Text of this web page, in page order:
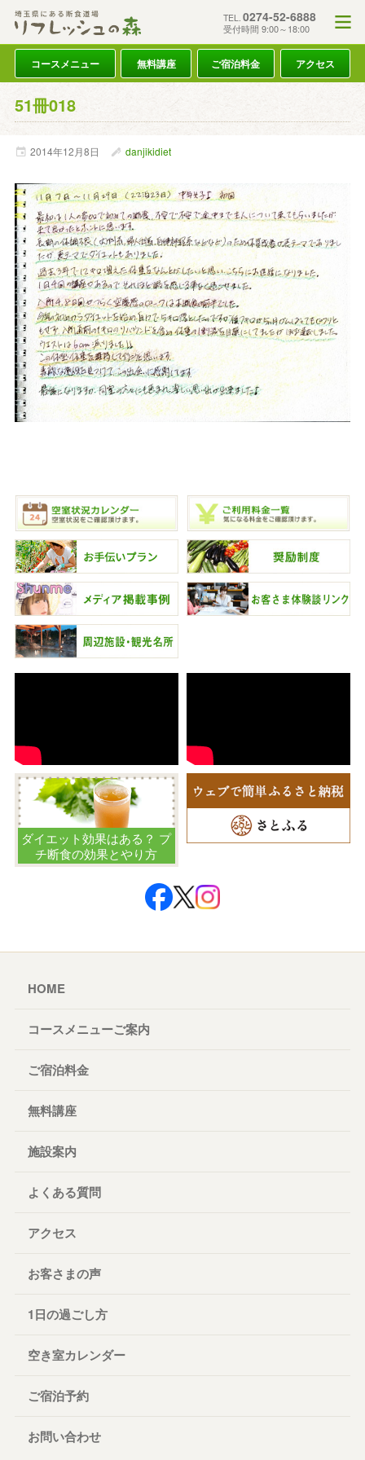
TEL. 0274-52-6888
受付時間 9:00～18:00
コースメニュー 無料講座 ご宿泊料金 アクセス
51冊018
2014年12月8日 danjikidiet
ダイエット効果はある？ プ
チ断食の効果とやり方
HOME
コースメニューご案内
ご宿泊料金
無料講座
施設案内
よくある質問
アクセス
お客さまの声
1日の過ごし方
空き室カレンダー
ご宿泊予約
お問い合わせ